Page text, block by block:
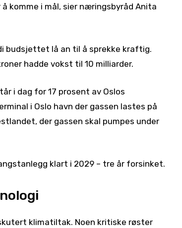
komme i mål, sier næringsbyråd Anita
budsjettet lå an til å sprekke kraftig.
hadde vokst til 10 milliarder.
i dag for 17 prosent av Oslos
i Oslo havn der gassen lastes på
der gassen skal pumpes under
klart i 2029 – tre år forsinket.
klimatiltak. Noen kritiske røster